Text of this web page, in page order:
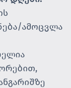
ამოცვლა